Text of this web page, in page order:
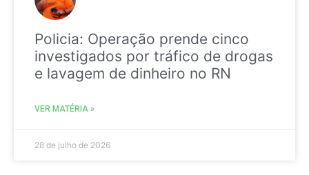
Policia: Operação prende cinco
investigados por tráfico de drogas
e lavagem de dinheiro no RN
VER MATÉRIA »
28 de julho de 2026